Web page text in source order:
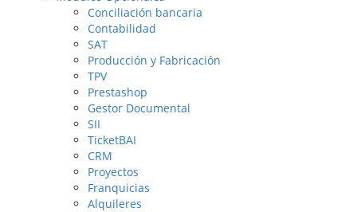
Conciliación bancaria
Contabilidad
SAT
Producción y Fabricación
TPV
Prestashop
Gestor Documental
SII
TicketBAI
CRM
Proyectos
Franquicias
Alquileres